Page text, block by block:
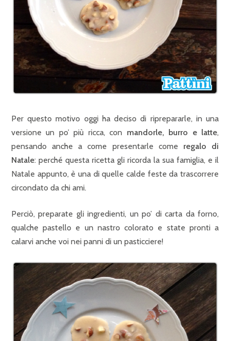
Per questo motivo oggi ha deciso di riprepararle, in una
versione un po’ più ricca, con mandorle, burro e latte,
pensando anche a come presentarle come regalo di
Natale: perché questa ricetta gli ricorda la sua famiglia, e il
Natale appunto, è una di quelle calde feste da trascorrere
circondato da chi ami.
Perciò, preparate gli ingredienti, un po’ di carta da forno,
qualche pastello e un nastro colorato e state pronti a
calarvi anche voi nei panni di un pasticciere!